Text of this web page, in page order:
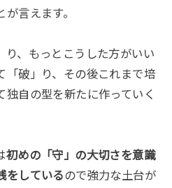
言えます。
り、もっとこうした方がいい
「破」り、その後これまで培
独自の型を新たに作っていく
初めの「守」の大切さを意識
をしているので強力な土台が